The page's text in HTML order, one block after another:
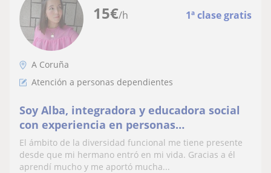
15€/h 1ª clase gratis
A Coruña
Atención a personas dependientes
Soy Alba, integradora y educadora social
con experiencia en personas
dependientes, con diversidad funcional.
El ámbito de la diversidad funcional me tiene presente
desde que mi hermano entró en mi vida. Gracias a él
aprendí mucho y me aportó mucha...